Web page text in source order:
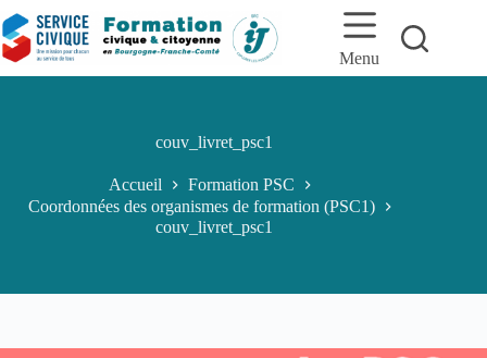
au
contenu
Menu
couv_livret_psc1
Accueil
Formation PSC
Coordonnées des organismes de formation (PSC1)
couv_livret_psc1